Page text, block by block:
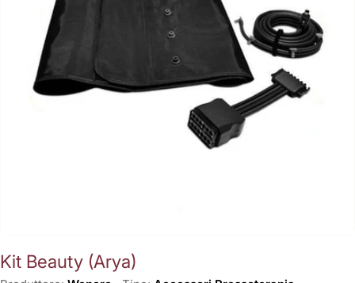
Apri supporto 0 in modalità modale
Kit Beauty (Arya)